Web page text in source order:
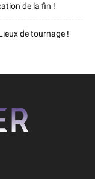
de la fin !
de tournage !